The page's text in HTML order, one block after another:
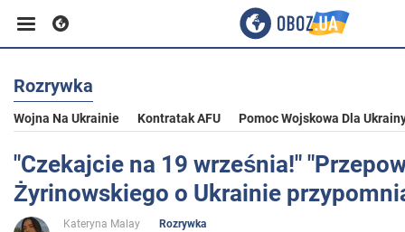
Biznes
Sport
Rozrywka
Rozrywka
Wojna Na Ukrainie Kontratak AFU Pomoc Wojskowa Dla
"Czekajcie na 19 września!"
Żyrinowskiego o Ukrainie
Kateryna Malay
Rozrywka